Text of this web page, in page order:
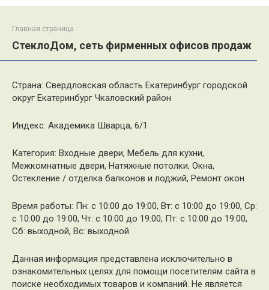
Главная страница
СтеклоДом, сеть фирменных офисов продаж
Страна: Свердловская область Екатеринбург городской
округ Екатеринбург Чкаловский район
Индекс: Академика Шварца, 6/1
Категория: Входные двери, Мебель для кухни,
Межкомнатные двери, Натяжные потолки, Окна,
Остекление / отделка балконов и лоджий, Ремонт окон
Время работы: Пн: с 10:00 до 19:00, Вт: с 10:00 до 19:00, Ср:
с 10:00 до 19:00, Чт: с 10:00 до 19:00, Пт: с 10:00 до 19:00,
Сб: выходной, Вс: выходной
Данная информация представлена исключительно в
ознакомительных целях для помощи посетителям сайта в
поиске необходимых товаров и компаний. Не является